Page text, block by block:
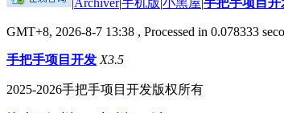
GMT+8, 2026-8-7 13:38 , Processed in 0.078333
手把手项目开发 X3.5
2025-2026手把手项目开发版权所有